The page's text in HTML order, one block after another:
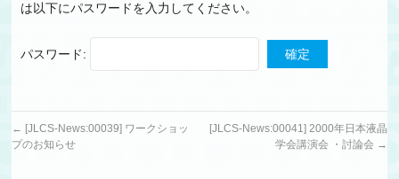
は以下にパスワードを入力してください。
パスワード:
← [JLCS-News:00039] ワークショッ
プのお知らせ
[JLCS-News:00041] 2000年日本液晶
学会講演会 ・討論会 →